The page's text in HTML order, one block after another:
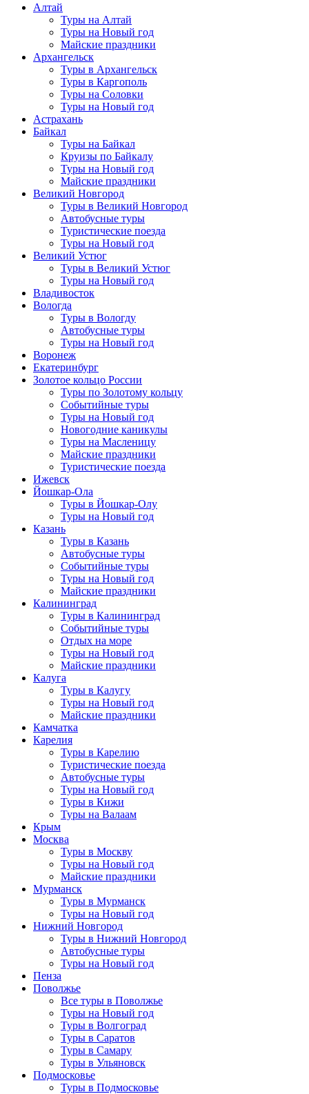
Алтай
Туры на Алтай
Туры на Новый год
Майские праздники
Архангельск
Туры в Архангельск
Туры в Каргополь
Туры на Соловки
Туры на Новый год
Астрахань
Байкал
Туры на Байкал
Круизы по Байкалу
Туры на Новый год
Майские праздники
Великий Новгород
Туры в Великий Новгород
Автобусные туры
Туристические поезда
Туры на Новый год
Великий Устюг
Туры в Великий Устюг
Туры на Новый год
Владивосток
Вологда
Туры в Вологду
Автобусные туры
Туры на Новый год
Воронеж
Екатеринбург
Золотое кольцо России
Туры по Золотому кольцу
Событийные туры
Туры на Новый год
Новогодние каникулы
Туры на Масленицу
Майские праздники
Туристические поезда
Ижевск
Йошкар-Ола
Туры в Йошкар-Олу
Туры на Новый год
Казань
Туры в Казань
Автобусные туры
Событийные туры
Туры на Новый год
Майские праздники
Калининград
Туры в Калининград
Событийные туры
Отдых на море
Туры на Новый год
Майские праздники
Калуга
Туры в Калугу
Туры на Новый год
Майские праздники
Камчатка
Карелия
Туры в Карелию
Туристические поезда
Автобусные туры
Туры на Новый год
Туры в Кижи
Туры на Валаам
Крым
Москва
Туры в Москву
Туры на Новый год
Майские праздники
Мурманск
Туры в Мурманск
Туры на Новый год
Нижний Новгород
Туры в Нижний Новгород
Автобусные туры
Туры на Новый год
Пенза
Поволжье
Все туры в Поволжье
Туры на Новый год
Туры в Волгоград
Туры в Саратов
Туры в Самару
Туры в Ульяновск
Подмосковье
Туры в Подмосковье